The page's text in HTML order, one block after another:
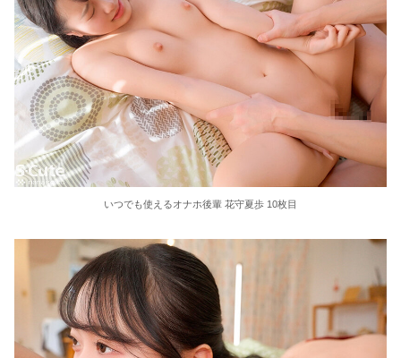
いつでも使えるオナホ後輩 花守夏歩 10枚目